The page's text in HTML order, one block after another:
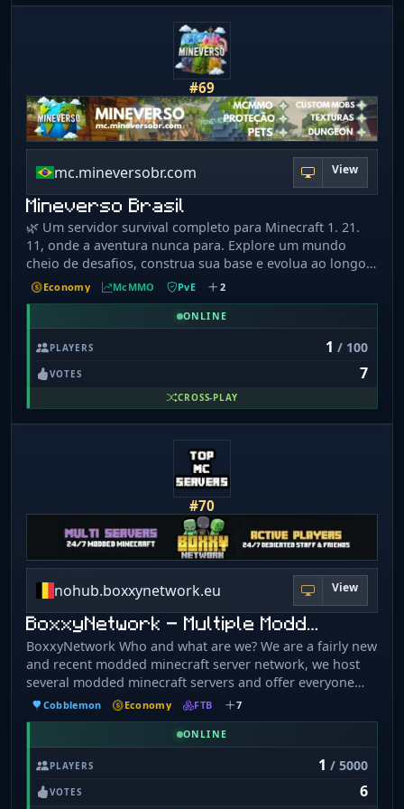
#69
mc.mineversobr.com View
Mineverso Brasil
🌿 Um servidor survival completo para Minecraft 1. 21.
11, onde a aventura nunca para. Explore um mundo
cheio de desafios, construa sua base e evolua ao longo
de temporadas que trazem novidades constantes.
Economy McMMO PvE 2
ONLINE
PLAYERS 1 / 100
VOTES 7
CROSS-PLAY
#70
nohub.boxxynetwork.eu View
BoxxyNetwork - Multiple Modd…
BoxxyNetwork Who and what are we? We are a fairly new
and recent modded minecraft server network, we host
several modded minecraft servers and offer everyone
support to enjoy a full modded experience. We strive to
have stable and fast servers so there is no lag and a chill
atmosphere. If you want to have a fun and interesting
and jump on discord to say hello! Hope to see you soon
;) What Modpacks and Servers? FTB Skies -
Cobblemon Economy FTB 7
ONLINE
PLAYERS 1 / 5000
VOTES 6